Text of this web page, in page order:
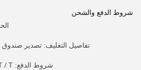
شروط الدفع والشحن
تفاصيل التغليف: تصدير
شروط الدفع: T / T ، ويسترن يونيون ، L / C.